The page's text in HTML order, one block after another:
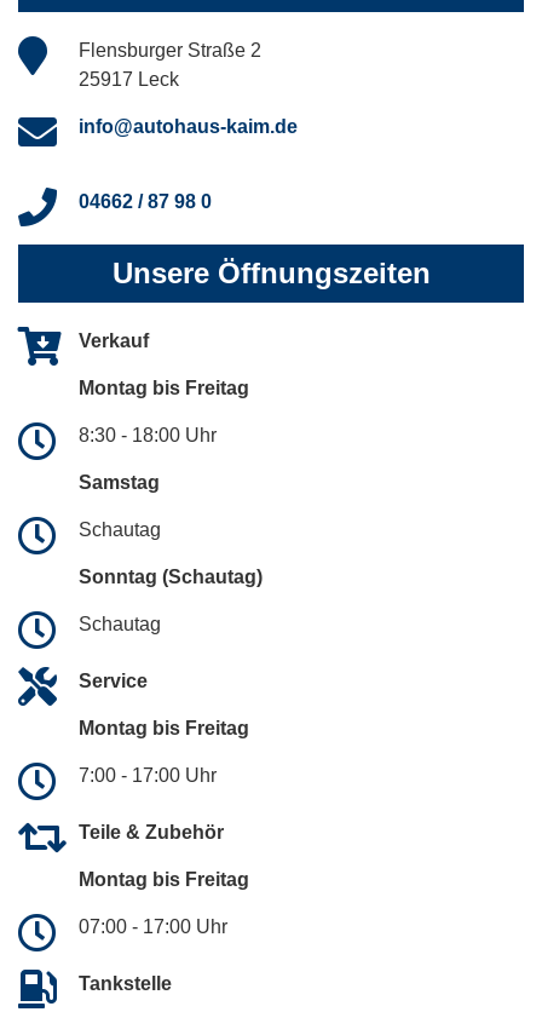
Flensburger Straße 2
25917 Leck
info@autohaus-kaim.de
04662 / 87 98 0
Unsere Öffnungszeiten
Verkauf
Montag bis Freitag
8:30 - 18:00 Uhr
Samstag
Schautag
Sonntag (Schautag)
Schautag
Service
Montag bis Freitag
7:00 - 17:00 Uhr
Teile & Zubehör
Montag bis Freitag
07:00 - 17:00 Uhr
Tankstelle